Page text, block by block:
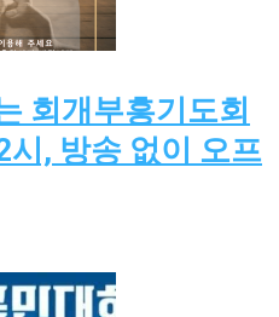
회개부흥기도회
, 방송 없이 오프